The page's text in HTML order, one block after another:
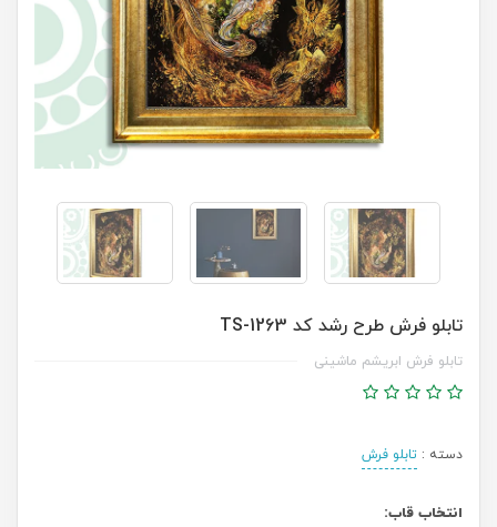
تابلو فرش طرح رشد کد TS-1263
تابلو فرش ابریشم ماشینی
دسته : تابلو فرش
انتخاب قاب: